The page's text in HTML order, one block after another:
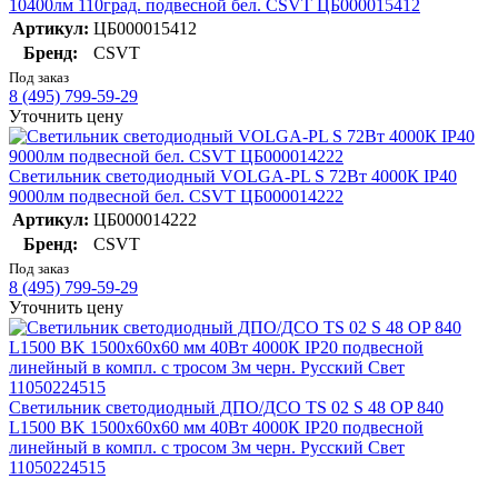
10400лм 110град. подвесной бел. CSVT ЦБ000015412
Артикул: ЦБ000015412
Бренд:
CSVT
Под заказ
8 (495) 799-59-29
Уточнить цену
Светильник светодиодный VOLGA-PL S 72Вт 4000К IP40
9000лм подвесной бел. CSVT ЦБ000014222
Артикул: ЦБ000014222
Бренд:
CSVT
Под заказ
8 (495) 799-59-29
Уточнить цену
Светильник светодиодный ДПО/ДСО TS 02 S 48 OP 840
L1500 BK 1500х60х60 мм 40Вт 4000К IP20 подвесной
линейный в компл. с тросом 3м черн. Русский Свет
11050224515